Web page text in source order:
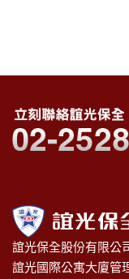
誼光保全股份有限公
誼光國際公寓大廈管